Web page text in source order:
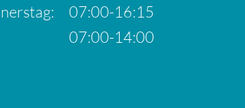
07:00-16:15
07:00-14:00